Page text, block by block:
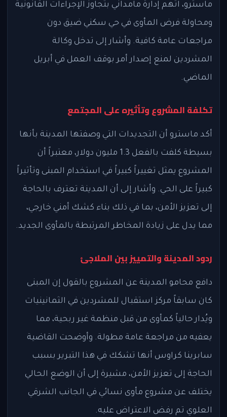
ماسترو، اتهم إدارة مامداني بتجاوز الإجراءات القانونية
ومحاولة فرض المأوى في حي سكني ضيق دون
مراجعات عامة كافية. وأشار إلى تدخل وكالة
المشردين لمنع إصدار أمر بوقف العمل في أبريل
الماضي.
تكلفة المشروع وتأثيره على المجتمع
أكد ماسترو أن التجديدات التي وصفتها المدينة بأنها
بسيطة كلفت بالفعل 1.3 مليون دولار، معتبراً أن
المشروع يمثل تغييراً كبيراً في استخدام المبنى وتأثيراً
كبيراً على الحي. وأشار إلى أن المدينة تعترف بالحاجة
إلى تعزيز الأمن، بما في ذلك بناء كشك أمني خارجي،
مما يدل على زيادة المخاطر المرتبطة بالمأوى الجديد.
ردود المدينة والتمييز بين الملاجئ
دافع محامو المدينة عن المشروع بالقول إن المبنى
كان سابقاً مركز استقبال للمشردين في الثمانينيات
ويُدار حالياً كمأوى من قبل منظمة غير ربحية، مما
يعفيه من مراجعة عامة مطولة. وأوضحت القاضية
سابرينا كراوس أنها تشكك في هذا التبرير بسبب
الحاجة إلى تعزيز الأمن، مشيرة إلى أن الوضع الحالي
يختلف عن مشروع مأوى نسائي في الجانب الشرقي
العلوي تم رفض الاعتراض عليه.